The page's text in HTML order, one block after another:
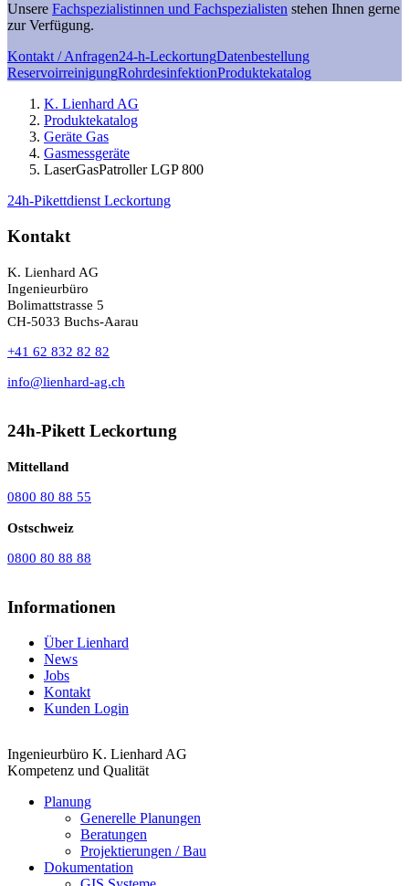
Unsere Fachspezialistinnen und Fachspezialisten stehen Ihnen gerne
zur Verfügung.
Kontakt / Anfragen24-h-LeckortungDatenbestellung
ReservoirreinigungRohrdesinfektionProduktekatalog
K. Lienhard AG
Produktekatalog
Geräte Gas
Gasmessgeräte
LaserGasPatroller LGP 800
24h-Pikettdienst Leckortung
Kontakt
K. Lienhard AG
Ingenieurbüro
Bolimattstrasse 5
CH-5033 Buchs-Aarau
+41 62 832 82 82
info@lienhard-ag.ch
24h-Pikett Leckortung
Mittelland
0800 80 88 55
Ostschweiz
0800 80 88 88
Informationen
Über Lienhard
News
Jobs
Kontakt
Kunden Login
Ingenieurbüro K. Lienhard AG
Kompetenz und Qualität
Planung
Generelle Planungen
Beratungen
Projektierungen / Bau
Dokumentation